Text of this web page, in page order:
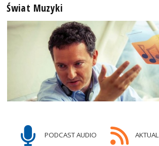
Świat Muzyki
PODCAST AUDIO